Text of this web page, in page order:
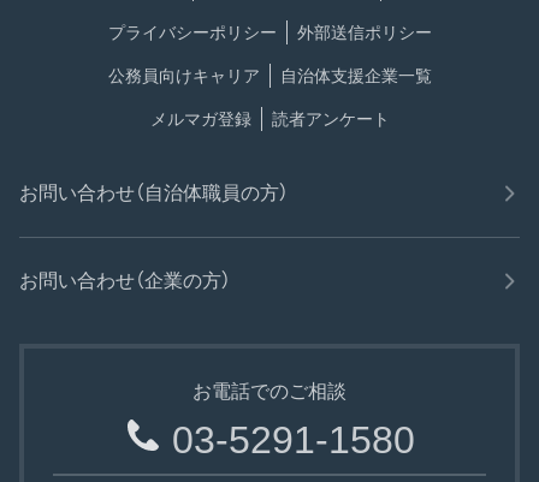
プライバシーポリシー 外部送信ポリシー
公務員向けキャリア 自治体支援企業一覧
メルマガ登録 読者アンケート
お問い合わせ（自治体職員の方）
お問い合わせ（企業の方）
お電話でのご相談
03-5291-1580